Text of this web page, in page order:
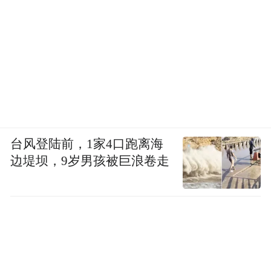
台风登陆前，1家4口跑离海
边堤坝，9岁男孩被巨浪卷走